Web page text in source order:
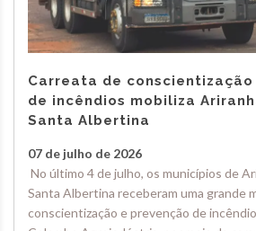
Carreata de conscientização
de incêndios mobiliza
Santa Albertina
07 de julho de 2026
No último 4 de julho, os municípios de
Santa Albertina receberam uma grande
conscientização e prevenção de